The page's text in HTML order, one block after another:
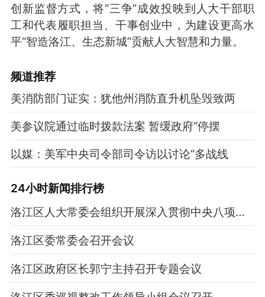
创新监督方式，将“三争”成效投映到人大干部职
工和代表履职担当、干事创业中，为建设更高水
平“智造洛江、生态新城”贡献人大智慧和力量。
频道推荐
美消防部门证实：犹他州消防直升机坠毁致两
美参议院通过临时拨款法案 暂缓政府“停摆
以媒：美军中央司令部司令访以讨论“多战线
24小时新闻排行榜
洛江区人大常委会组织开展深入贯彻中央八项规定精神学习教育专题党课
洛江区委常委会召开会议
洛江区政府区长郭宁主持召开专题会议